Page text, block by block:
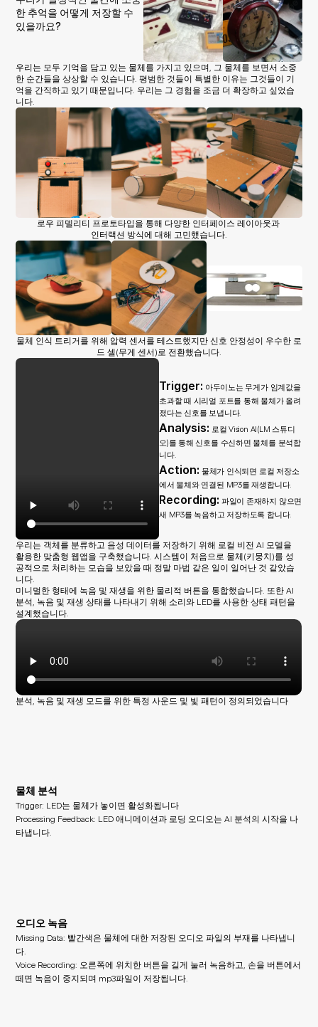
한 추억을 어떻게 저장할 수
있을까요?
우리는 모두 기억을 담고 있는 물체를 가지고 있으며, 그 물체를 보면서 소중
한 순간들을 상상할 수 있습니다. 평범한 것들이 특별한 이유는 그것들이 기
억을 간직하고 있기 때문입니다. 우리는 그 경험을 조금 더 확장하고 싶었습
니다.
로우 피델리티 프로토타입을 통해 다양한 인터페이스 레이아웃과
인터랙션 방식에 대해 고민했습니다.
물체 인식 트리거를 위해 압력 센서를 테스트했지만 신호 안정성이 우수한 로
드 셀(무게 센서)로 전환했습니다.
Trigger: 아두이노는 무게가 임계값을
초과할 때 시리얼 포트를 통해 물체가 올려
졌다는 신호를 보냅니다.
Analysis: 로컬 Vision AI(LM 스튜디
오)를 통해 신호를 수신하면 물체를 분석합
니다.
Action: 물체가 인식되면 로컬 저장소
에서 물체와 연결된 MP3를 재생합니다.
Recording: 파일이 존재하지 않으면
새 MP3를 녹음하고 저장하도록 합니다.
우리는 객체를 분류하고 음성 데이터를 저장하기 위해 로컬 비전 AI 모델을
활용한 맞춤형 웹앱을 구축했습니다. 시스템이 처음으로 물체(키뭉치)를 성
공적으로 처리하는 모습을 보았을 때 정말 마법 같은 일이 일어난 것 같았습
니다.
미니멀한 형태에 녹음 및 재생을 위한 물리적 버튼을 통합했습니다. 또한 AI
분석, 녹음 및 재생 상태를 나타내기 위해 소리와 LED를 사용한 상태 패턴을
설계했습니다.
분석, 녹음 및 재생 모드를 위한 특정 사운드 및 빛 패턴이 정의되었습니다
물체 분석
Trigger: LED는 물체가 놓이면 활성화됩니다
Processing Feedback: LED 애니메이션과 로딩 오디오는 AI 분석의 시작을 나
타냅니다.
오디오 녹음
Missing Data: 빨간색은 물체에 대한 저장된 오디오 파일의 부재를 나타냅니
다.
Voice Recording: 오른쪽에 위치한 버튼을 길게 눌러 녹음하고, 손을 버튼에서
떼면 녹음이 중지되며 mp3파일이 저장됩니다.